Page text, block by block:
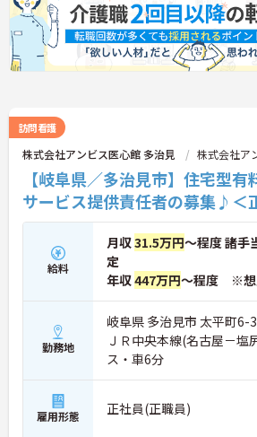
訪問看護
株式会社アンビス医心館 多治見 株式会社ア
【岐阜県／多治見市】住宅型
サービス提供責任者の募集♪＜
給料
月収31.5万円～程度 諸手
定
年収447万円～程度 ※想
勤務地
岐阜県 多治見市 太平町6-
ＪＲ中央本線(名古屋－塩
ス・車6分
雇用形態 正社員(正職員)